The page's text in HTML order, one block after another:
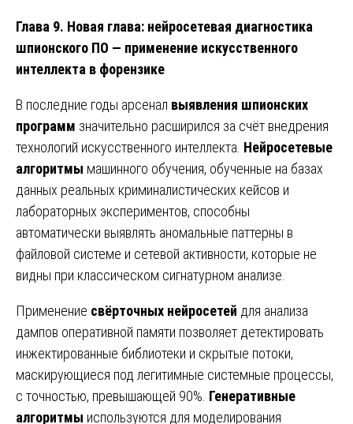
Глава 9. Новая глава: нейросетевая диагностика
шпионского ПО — применение искусственного
интеллекта в форензике
В последние годы арсенал выявления шпионских
программ значительно расширился за счёт внедрения
технологий искусственного интеллекта. Нейросетевые
алгоритмы машинного обучения, обученные на базах
данных реальных криминалистических кейсов и
лабораторных экспериментов, способны
автоматически выявлять аномальные паттерны в
файловой системе и сетевой активности, которые не
видны при классическом сигнатурном анализе.
Применение свёрточных нейросетей для анализа
дампов оперативной памяти позволяет детектировать
инжектированные библиотеки и скрытые потоки,
маскирующиеся под легитимные системные процессы,
с точностью, превышающей 90%. Генеративные
алгоритмы используются для моделирования